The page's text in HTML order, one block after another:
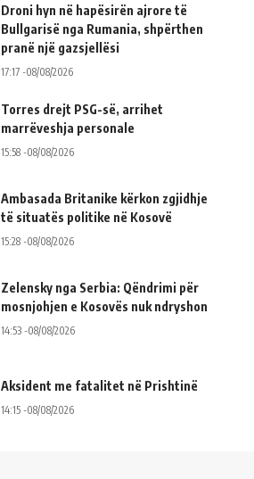
Droni hyn në hapësirën ajrore të
Bullgarisë nga Rumania, shpërthen
pranë një gazsjellësi
17:17 -08/08/2026
Torres drejt PSG-së, arrihet
marrëveshja personale
15:58 -08/08/2026
Ambasada Britanike kërkon zgjidhje
të situatës politike në Kosovë
15:28 -08/08/2026
Zelensky nga Serbia: Qëndrimi për
mosnjohjen e Kosovës nuk ndryshon
14:53 -08/08/2026
Aksident me fatalitet në Prishtinë
14:15 -08/08/2026